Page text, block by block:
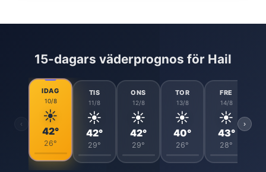
15-dagars väderprognos för Hail
‹
IDAG
10/8
☀️
42°
26°
TIS
11/8
☀️
42°
29°
ONS
12/8
☀️
42°
29°
TOR
13/8
☀️
40°
26°
FRE
14/8
☀️
43°
28°
›